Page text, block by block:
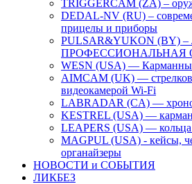
TRIGGERCAM (ZA) –
DEDAL-NV (RU) –
прицелы и приборы
PULSAR&YUKON
ПРОФЕССИОНАЛЬНАЯ
WESN (USA) —
AIMCAM (UK) —
видеокамерой Wi-Fi
LABRADAR (CA) —
KESTREL (USA) —
LEAPERS (USA) —
MAGPUL (USA) - кейсы,
органайзеры
НОВОСТИ и СОБЫТИЯ
ЛИКБЕЗ